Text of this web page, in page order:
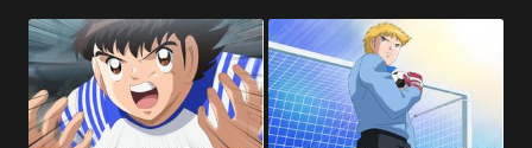
リブルで駆け巡る！するとエッフェ
ル塔の前で、同じようにボールを蹴
って走る少年とすれ違った。
「え？！み……岬くん……」。かつ
ての相棒との再会に抱き合う2人。
翼と岬は翌日の練習でも…。
んて……」。--南葛SCのメンバーと
して全国大会で優勝したものの、父
親の画業のため各地を転々としてい
た岬は、翼と離れ離れに。南葛でサ
ッカーを続けさせてやれなかったこ
とを悔やむ岬の父。